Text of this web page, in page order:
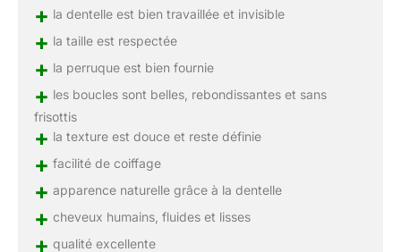
+ la dentelle est bien travaillée et invisible
+ la taille est respectée
+ la perruque est bien fournie
+ les boucles sont belles, rebondissantes et sans
frisottis
+ la texture est douce et reste définie
+ facilité de coiffage
+ apparence naturelle grâce à la dentelle
+ cheveux humains, fluides et lisses
+ qualité excellente